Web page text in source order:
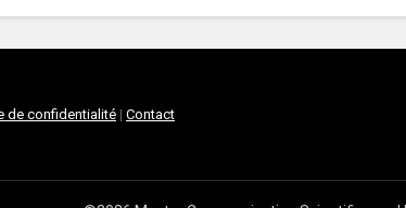
de confidentialité | Contact